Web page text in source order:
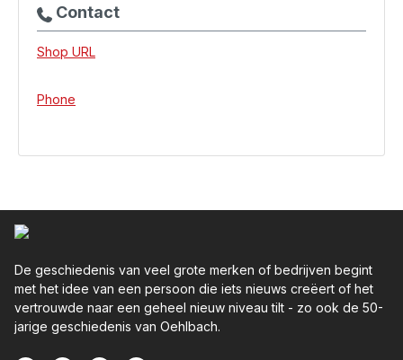
Contact
Shop URL
Phone
De geschiedenis van veel grote merken of bedrijven begint
met het idee van een persoon die iets nieuws creëert of het
vertrouwde naar een geheel nieuw niveau tilt - zo ook de 50-
jarige geschiedenis van Oehlbach.